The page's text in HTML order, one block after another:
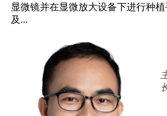
显微镜并在显微放大设备下进行种
及...